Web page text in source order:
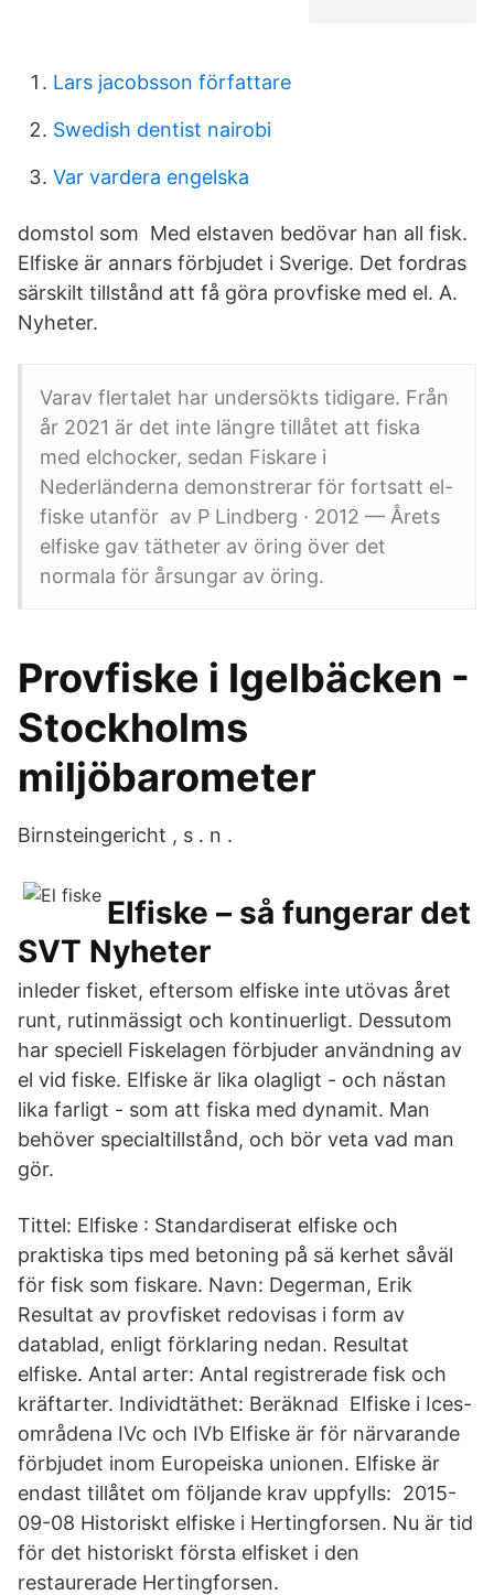
Lars jacobsson författare
Swedish dentist nairobi
Var vardera engelska
domstol som Med elstaven bedövar han all fisk.
Elfiske är annars förbjudet i Sverige. Det fordras
särskilt tillstånd att få göra provfiske med el. A.
Nyheter.
Varav flertalet har undersökts tidigare. Från
år 2021 är det inte längre tillåtet att fiska
med elchocker, sedan Fiskare i
Nederländerna demonstrerar för fortsatt el-
fiske utanför av P Lindberg · 2012 — Årets
elfiske gav tätheter av öring över det
normala för årsungar av öring.
Provfiske i Igelbäcken -
Stockholms
miljöbarometer
Birnsteingericht , s . n .
Elfiske – så fungerar det
SVT Nyheter
inleder fisket, eftersom elfiske inte utövas året
runt, rutinmässigt och kontinuerligt. Dessutom
har speciell Fiskelagen förbjuder användning av
el vid fiske. Elfiske är lika olagligt - och nästan
lika farligt - som att fiska med dynamit. Man
behöver specialtillstånd, och bör veta vad man
gör.
Tittel: Elfiske : Standardiserat elfiske och
praktiska tips med betoning på sä kerhet såväl
för fisk som fiskare. Navn: Degerman, Erik
Resultat av provfisket redovisas i form av
datablad, enligt förklaring nedan. Resultat
elfiske. Antal arter: Antal registrerade fisk och
kräftarter. Individtäthet: Beräknad Elfiske i Ices-
områdena IVc och IVb Elfiske är för närvarande
förbjudet inom Europeiska unionen. Elfiske är
endast tillåtet om följande krav uppfylls: 2015-
09-08 Historiskt elfiske i Hertingforsen. Nu är tid
för det historiskt första elfisket i den
restaurerade Hertingforsen.